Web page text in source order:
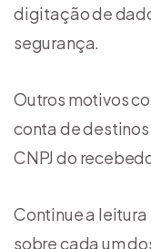
digitação de
segurança.
Outros motivos
conta de
CNPJ do
Continue a
sobre cada um